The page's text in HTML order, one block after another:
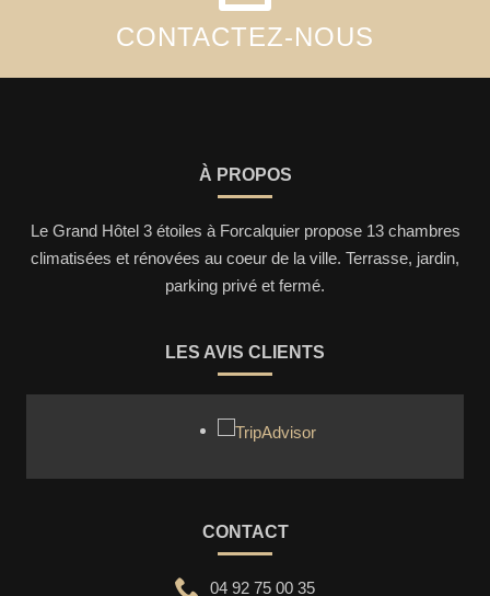
CONTACTEZ-NOUS
À PROPOS
Le Grand Hôtel 3 étoiles à Forcalquier propose 13 chambres
climatisées et rénovées au coeur de la ville. Terrasse, jardin,
parking privé et fermé.
LES AVIS CLIENTS
CONTACT
04 92 75 00 35